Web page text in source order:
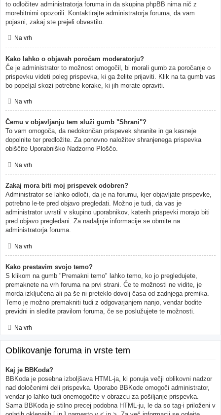
to odločitev administratorja foruma in da skupina phpBB nima nič z
morebitnimi opozorili. Kontaktirajte administratorja foruma, da vam
pojasni, zakaj ste prejeli obvestilo.
Na vrh
Kako lahko o objavah poročam moderatorju?
Če je administrator to možnost omogočil, bi morali gumb za poročanje o
prispevku videti poleg prispevka, ki ga želite prijaviti. Klik na ta gumb vas
bo popeljal skozi potrebne korake, ki jih morate opraviti.
Na vrh
Čemu v objavljanju tem služi gumb "Shrani"?
To vam omogoča, da nedokončan prispevek shranite in ga kasneje
dopolnite ter predložite. Za ponovno naložitev shranjenega prispevka
obiščite Uporabniško Nadzorno Ploščo.
Na vrh
Zakaj mora biti moj prispevek odobren?
Administrator se lahko odloči, da je na forumu, kjer objavljate prispevke,
potrebno le-te pred objavo pregledati. Možno je tudi, da vas je
administrator uvrstil v skupino uporabnikov, katerih prispevki morajo biti
pred objavo pregledani. Za nadaljnje informacije se obrnite na
administratorja foruma.
Na vrh
Kako prestavim svojo temo?
S klikom na gumb "Premakni temo" lahko temo, ko jo pregledujete,
premaknete na vrh foruma na prvi strani. Če te možnosti ne vidite, je
morda izključena ali pa še ni preteklo dovolj časa od zadnjega premika.
Temo je možno premakniti tudi z odgovarjanjem nanjo, vendar bodite
previdni in sledite pravilom foruma, če se poslužujete te možnosti.
Na vrh
Oblikovanje foruma in vrste tem
Kaj je BBKoda?
BBKoda je posebna izboljšava HTML-ja, ki ponuja večji oblikovni nadzor
nad določenimi deli prispevka. Uporabo BBKode omogoči administrator,
vendar jo lahko tudi onemogočite v obrazcu za pošiljanje prispevka.
Sama BBKoda je stilno precej podobna HTML-ju, le da so tag-i priloženi v